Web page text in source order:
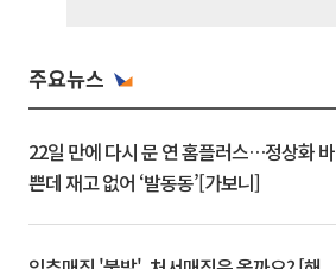
주요뉴스
22일 만에 다시 문 연 홈플러스…정상화 바
쁜데 재고 없어 ‘발동동’[가보니]